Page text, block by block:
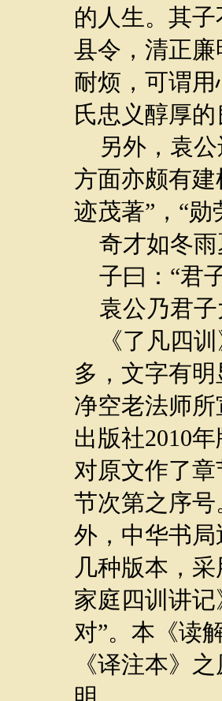
的人生。其
县令，清正
耐烦，可谓
氏忠义醇厚
另外，袁公
方面亦颇有
迹茂著”，“勋
奇才如冬雨
子曰：“君
袁公乃君子
《了凡四训
多，文字有
净空老法师
出版社2010
对原文作了
节次第之序
外，中华书
几种版本，
家庭四训讲
对”。本《读
《译注本》